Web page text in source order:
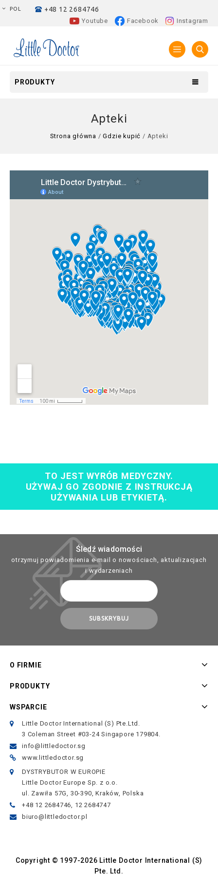
POL +48 12 2684746
Youtube Facebook Instagram
PRODUKTY
Apteki
Strona główna /Gdzie kupić / Apteki
TO JEST WYRÓB MEDYCZNY.
UŻYWAJ GO ZGODNIE Z INSTRUKCJĄ
UŻYWANIA LUB ETYKIETĄ.
Śledź wiadomości
otrzymuj powiadomienia e-mail o nowościach, aktualizacjach
i wydarzeniach
O FIRMIE
PRODUKTY
WSPARCIE
Little Doctor International (S) Pte.Ltd.
3 Coleman Street #03-24 Singapore 179804.
info@littledoctor.sg
www.littledoctor.sg
DYSTRYBUTOR W EUROPIE
Little Doctor Europe Sp. z o.o.
ul. Zawiła 57G, 30-390, Kraków, Polska
+48 12 2684746, 12 2684747
biuro@littledoctor.pl
Copyright © 1997-2026 Little Doctor International (S)
Pte. Ltd.